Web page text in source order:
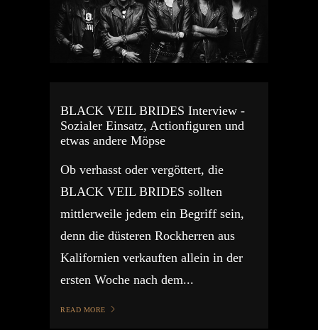
BLACK VEIL BRIDES Interview -
Sozialer Einsatz, Actionfiguren und
etwas andere Möpse
Ob verhasst oder vergöttert, die
BLACK VEIL BRIDES sollten
mittlerweile jedem ein Begriff sein,
denn die düsteren Rockherren aus
Kalifornien verkauften allein in der
ersten Woche nach dem...
READ MORE